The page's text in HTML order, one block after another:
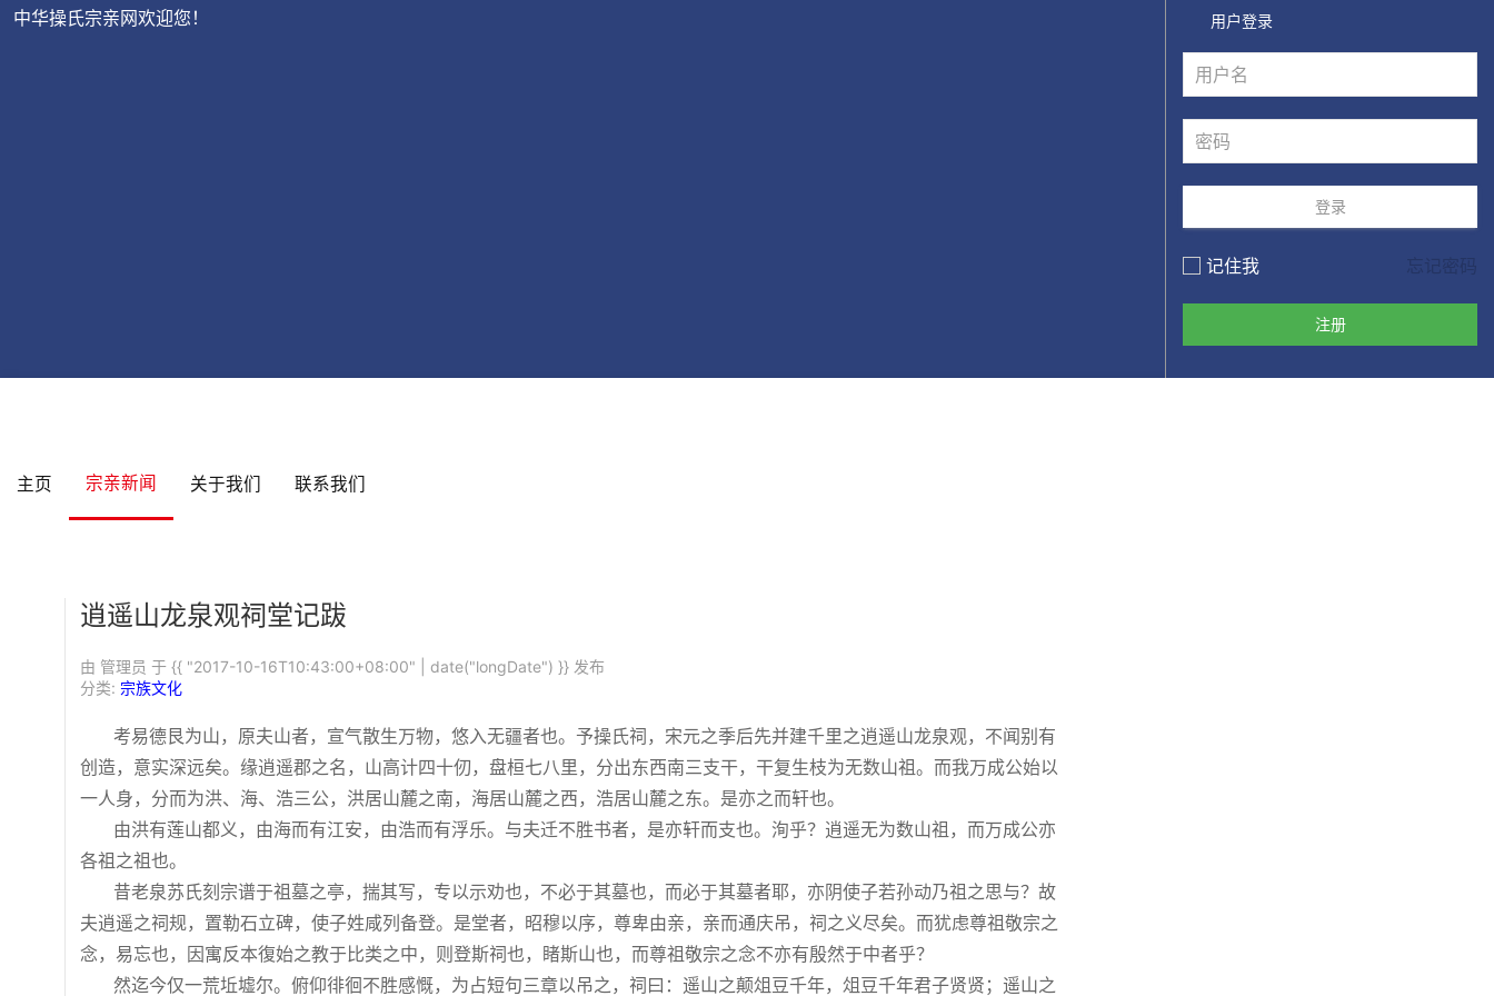
中华操氏宗亲网欢迎您！ 用户登录
登录
记住我 忘记密码
注册
主页 宗亲新闻 关于我们 联系我们
逍遥山龙泉观祠堂记跋
由 管理员 于 {{ "2017-10-16T10:43:00+08:00" | date("longDate") }} 发布
分类: 宗族文化
考易德艮为山，原夫山者，宣气散生万物，悠入无疆者也。予操氏祠，宋元之季后先并建千里之逍遥山龙泉观，不闻别有
创造，意实深远矣。缘逍遥郡之名，山高计四十仞，盘桓七八里，分出东西南三支干，干复生枝为无数山祖。而我万成公始以
一人身，分而为洪、海、浩三公，洪居山麓之南，海居山麓之西，浩居山麓之东。是亦之而轩也。
由洪有莲山都义，由海而有江安，由浩而有浮乐。与夫迁不胜书者，是亦轩而支也。洵乎？逍遥无为数山祖，而万成公亦
各祖之祖也。
昔老泉苏氏刻宗谱于祖墓之亭，揣其写，专以示劝也，不必于其墓也，而必于其墓者耶，亦阴使子若孙动乃祖之思与？故
夫逍遥之祠规，置勒石立碑，使子姓咸列备登。是堂者，昭穆以序，尊卑由亲，亲而通庆吊，祠之义尽矣。而犹虑尊祖敬宗之
念，易忘也，因寓反本復始之教于比类之中，则登斯祠也，睹斯山也，而尊祖敬宗之念不亦有殷然于中者乎？
然迄今仅一荒坵墟尔。俯仰徘徊不胜感慨，为占短句三章以吊之，祠曰：遥山之颠俎豆千年，俎豆千年君子贤贤；遥山之